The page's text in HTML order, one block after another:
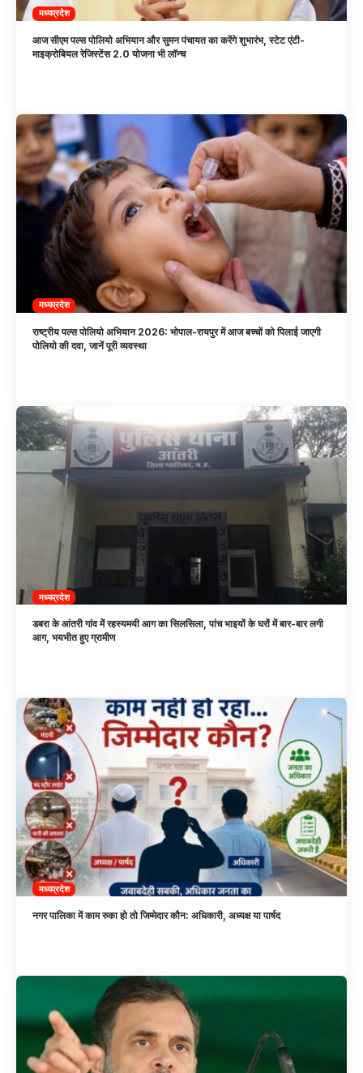
मध्यप्रदेश
आज सीएम पल्स पोलियो अभियान और सुमन पंचायत का करेंगे शुभारंभ, स्टेट एंटी-
माइक्रोबियल रेजिस्टेंस 2.0 योजना भी लॉन्च
मध्यप्रदेश
राष्ट्रीय पल्स पोलियो अभियान 2026: भोपाल-रायपुर में आज बच्चों को पिलाई जाएगी
पोलियो की दवा, जानें पूरी व्यवस्था
मध्यप्रदेश
डबरा के आंतरी गांव में रहस्यमयी आग का सिलसिला, पांच भाइयों के घरों में बार-बार लगी
आग, भयभीत हुए ग्रामीण
मध्यप्रदेश
नगर पालिका में काम रुका हो तो जिम्मेदार कौन: अधिकारी, अध्यक्ष या पार्षद